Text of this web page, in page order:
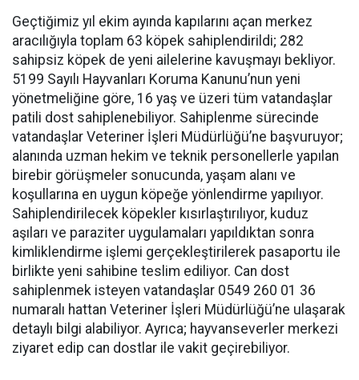
Geçtiğimiz yıl ekim ayında kapılarını açan merkez
aracılığıyla toplam 63 köpek sahiplendirildi; 282
sahipsiz köpek de yeni ailelerine kavuşmayı bekliyor.
5199 Sayılı Hayvanları Koruma Kanunu’nun yeni
yönetmeliğine göre, 16 yaş ve üzeri tüm vatandaşlar
patili dost sahiplenebiliyor. Sahiplenme sürecinde
vatandaşlar Veteriner İşleri Müdürlüğü’ne başvuruyor;
alanında uzman hekim ve teknik personellerle yapılan
birebir görüşmeler sonucunda, yaşam alanı ve
koşullarına en uygun köpeğe yönlendirme yapılıyor.
Sahiplendirilecek köpekler kısırlaştırılıyor, kuduz
aşıları ve paraziter uygulamaları yapıldıktan sonra
kimliklendirme işlemi gerçekleştirilerek pasaportu ile
birlikte yeni sahibine teslim ediliyor. Can dost
sahiplenmek isteyen vatandaşlar 0549 260 01 36
numaralı hattan Veteriner İşleri Müdürlüğü’ne ulaşarak
detaylı bilgi alabiliyor. Ayrıca; hayvanseverler merkezi
ziyaret edip can dostlar ile vakit geçirebiliyor.